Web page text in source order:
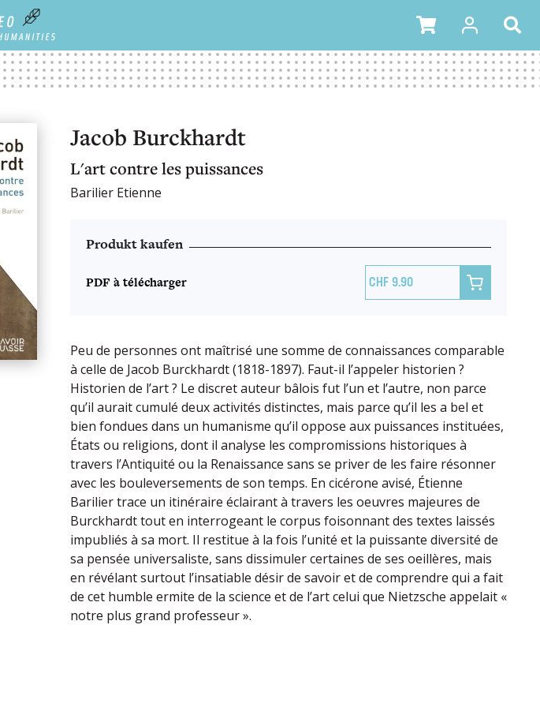
Jacob Burckhardt
L'art contre les puissances
Barilier Etienne
Produkt kaufen
PDF à télécharger 9.90 
Peu de personnes ont maîtrisé une somme de connaissances comparable
à celle de Jacob Burckhardt (1818-1897). Faut-il l’appeler historien ?
Historien de l’art ? Le discret auteur bâlois fut l’un et l’autre, non parce
qu’il aurait cumulé deux activités distinctes, mais parce qu’il les a bel et
bien fondues dans un humanisme qu’il oppose aux puissances instituées,
États ou religions, dont il analyse les compromissions historiques à
travers l’Antiquité ou la Renaissance sans se priver de les faire résonner
avec les bouleversements de son temps. En cicérone avisé, Étienne
Barilier trace un itinéraire éclairant à travers les oeuvres majeures de
Burckhardt tout en interrogeant le corpus foisonnant des textes laissés
impubliés à sa mort. Il restitue à la fois l’unité et la puissante diversité de
sa pensée universaliste, sans dissimuler certaines de ses oeillères, mais
en révélant surtout l’insatiable désir de savoir et de comprendre qui a fait
de cet humble ermite de la science et de l’art celui que Nietzsche appelait «
notre plus grand professeur ».